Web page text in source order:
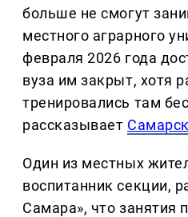
больше не смогут
местного аграрного
февраля 2026 года
вуза им закрыт, хотя
тренировались там
рассказывает
Один из местных
воспитанник секции,
Самара», что занятия